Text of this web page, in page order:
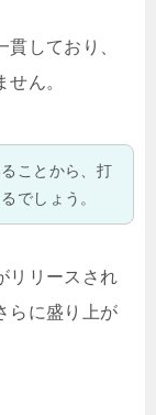
しており、
ん。
ことから、打
でしょう。
リリースされ
らに盛り上が